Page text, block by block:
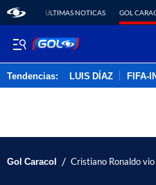
ÚLTIMAS NOTICAS GOL
Tendencias: LUIS DÍAZ FIFA-
Gol Caracol / Cristiano Ronaldo